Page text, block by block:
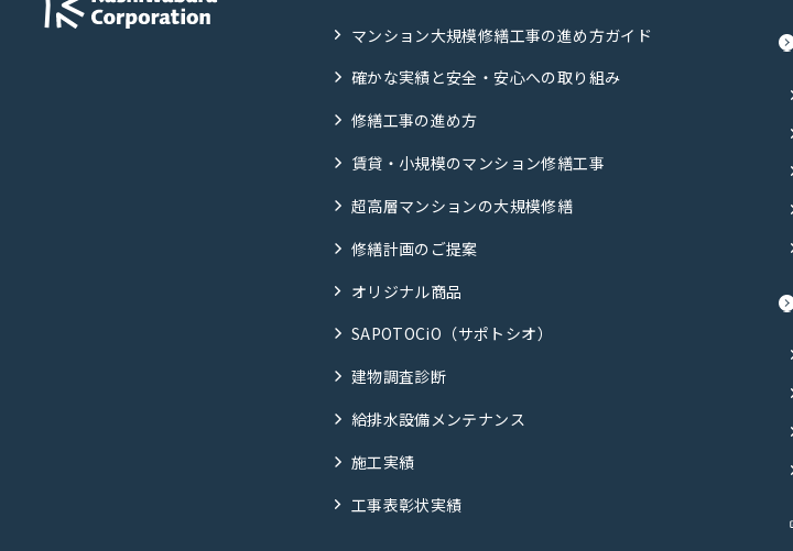
マンション大規模修繕工事の進め方ガイド
確かな実績と安全・安心への取り組み
修繕工事の進め方
賃貸・小規模のマンション修繕工事
超高層マンションの大規模修繕
修繕計画のご提案
オリジナル商品
SAPOTOCiO（サポトシオ）
建物調査診断
給排水設備メンテナンス
施工実績
工事表彰状実績